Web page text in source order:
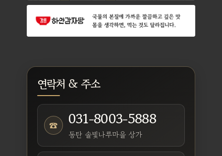
연락처 & 주소
☎ 031-8003-5888
동탄 솔빛나루마을 상가